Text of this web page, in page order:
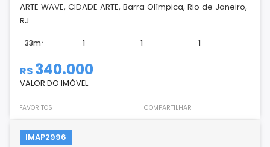
ARTE WAVE, CIDADE ARTE, Barra Olímpica, Rio de Janeiro,
RJ
33m² 1 1 1
R$ 340.000
VALOR DO IMÓVEL
FAVORITOS COMPARTILHAR
IMAP2996